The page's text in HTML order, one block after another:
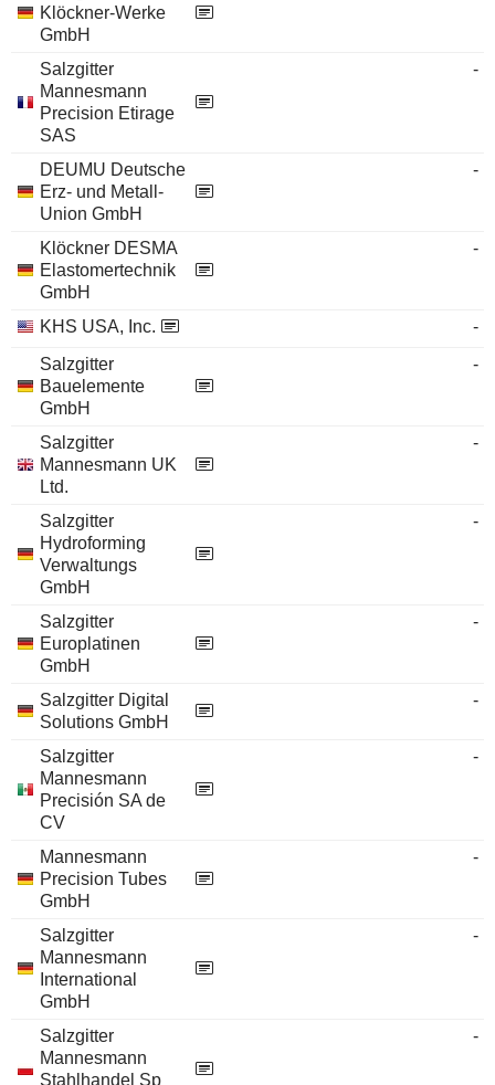
Klöckner-Werke
GmbH
Salzgitter
Mannesmann
Precision Etirage
SAS
-
DEUMU Deutsche
Erz- und Metall-
Union GmbH
-
Klöckner DESMA
Elastomertechnik
GmbH
-
KHS USA, Inc.
-
Salzgitter
Bauelemente
GmbH
-
Salzgitter
Mannesmann UK
Ltd.
-
Salzgitter
Hydroforming
Verwaltungs
GmbH
-
Salzgitter
Europlatinen
GmbH
-
Salzgitter Digital
Solutions GmbH
-
Salzgitter
Mannesmann
Precisión SA de
CV
-
Mannesmann
Precision Tubes
GmbH
-
Salzgitter
Mannesmann
International
GmbH
-
Salzgitter
Mannesmann
Stahlhandel Sp
-